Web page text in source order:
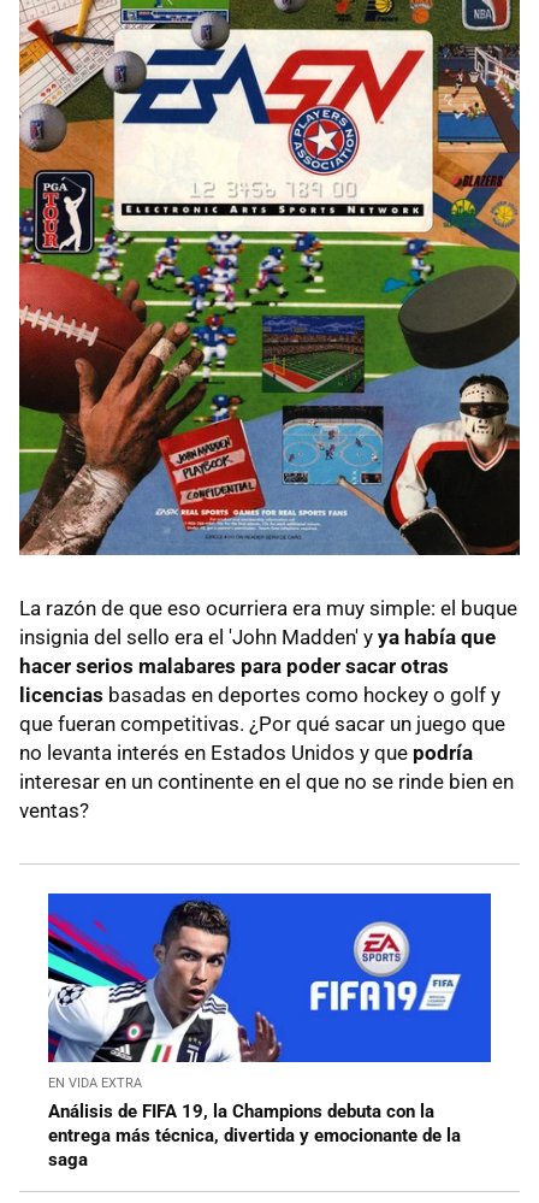
La razón de que eso ocurriera era muy simple: el buque
insignia del sello era el 'John Madden' y ya había que
hacer serios malabares para poder sacar otras
licencias basadas en deportes como hockey o golf y
que fueran competitivas. ¿Por qué sacar un juego que
no levanta interés en Estados Unidos y que podría
interesar en un continente en el que no se rinde bien en
ventas?
EN VIDA EXTRA
Análisis de FIFA 19, la Champions debuta con la
entrega más técnica, divertida y emocionante de la
saga